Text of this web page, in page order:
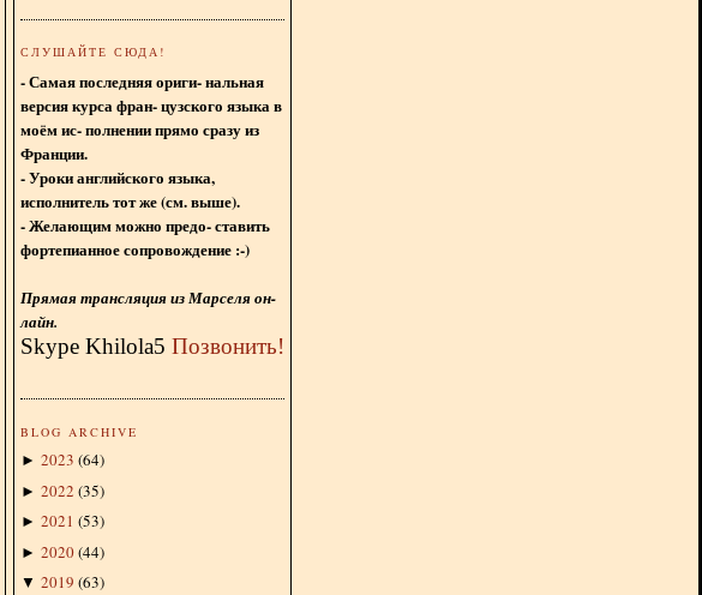
СЛУШАЙТЕ СЮДА!
- Самая последняя ориги- нальная
версия курса фран- цузского языка в
моём ис- полнении прямо сразу из
Франции.
- Уроки английского языка,
исполнитель тот же (см. выше).
- Желающим можно предо- ставить
фортепианное сопровождение :-)
Прямая трансляция из Марселя он-
лайн.
Skype Khilola5 Позвонить!
BLOG ARCHIVE
► 2023 (64)
► 2022 (35)
► 2021 (53)
► 2020(44)
▼ 2019 (63)